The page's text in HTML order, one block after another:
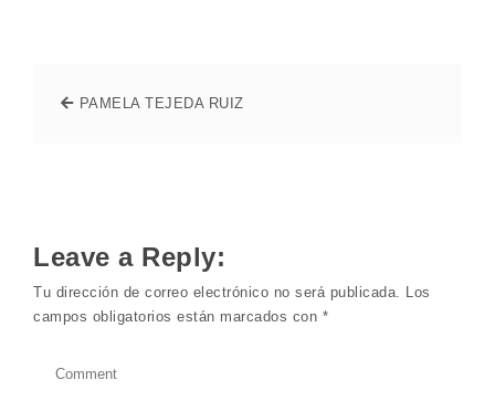
PAMELA TEJEDA RUIZ
Leave a Reply:
Tu dirección de correo electrónico no será publicada. Los
campos obligatorios están marcados con *